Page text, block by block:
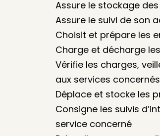
Assure le stockage
Assure le suivi de son
Choisit et prépare les
Charge et décharge
Vérifie les charges,
aux services
Déplace et stocke les
Consigne les suivis
service concerné